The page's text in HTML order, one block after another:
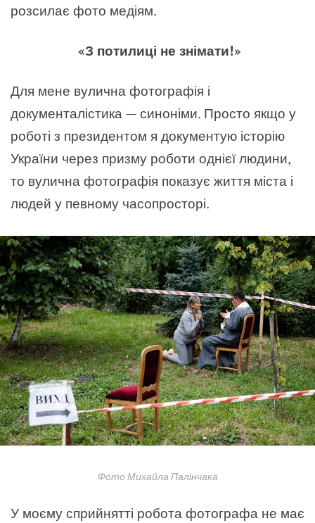
розсилає фото медіям.
«З потилиці не знімати!»
Для мене вулична фотографія і
документалістика — синоніми. Просто якщо у
роботі з президентом я документую історію
України через призму роботи однієї людини,
то вулична фотографія показує життя міста і
людей у певному часопросторі.
Фото Михайла Палінчака
У моєму сприйнятті робота фотографа не має